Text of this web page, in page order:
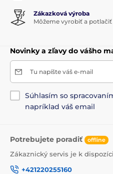
Zákazková výroba
Môžeme vyrobiť a potlačiť
Novinky a zľavy do vášho
Tu napíšte váš e-mail
Súhlasím so
napríklad váš email
Potrebujete poradiť offline
Zákaznický servis je k
+421220255160